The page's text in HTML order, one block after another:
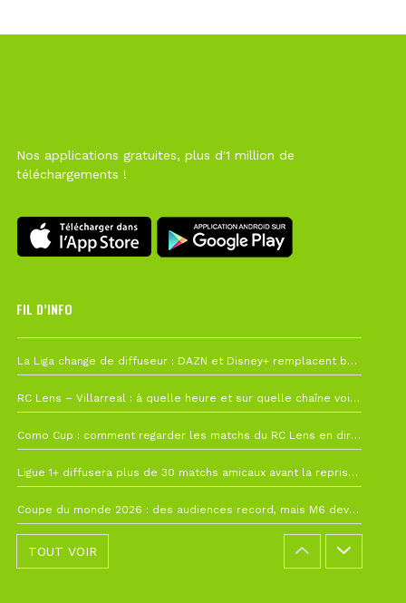
Nos applications gratuites, plus d'1 million de
téléchargements !
FIL D’INFO
La Liga change de diffuseur : DAZN et Disney+ remplacent beIN Sports !
RC Lens – Villarreal : à quelle heure et sur quelle chaîne voir la finale de la Como Cup ?
Como Cup : comment regarder les matchs du RC Lens en direct ?
Ligue 1+ diffusera plus de 30 matchs amicaux avant la reprise de la Ligue 1
Coupe du monde 2026 : des audiences record, mais M6 devrait perdre très gros !
TOUT VOIR